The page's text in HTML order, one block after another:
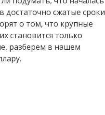
достаточно сжатые сроки
о том, что крупные
становится только
разберем в нашем